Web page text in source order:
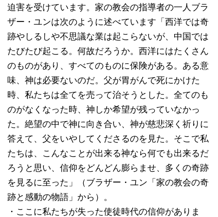
迫害を受けています。家の教会の指導者の一人ブラ
ザー・ユンは次のように述べています「西洋では奇
跡やしるしや不思議な業は起こらないが、中国では
たびたび起こる。何故だろうか。西洋にはたくさん
のものがあり、すべてのものに保険がある。ある意
味、神は必要ないのだ。父が胃がんで死にかけた
時、私たちは全てを売って治そうとした。全てのも
のがなくなった時、神しか希望が残っていなかっ
た。絶望の中で神に向き合い、神が慈悲深く祈りに
答えて、父をいやしてくださるのを見た。そこで私
たちは、こんなことが出来る神なら何でも出来るだ
ろうと思い、信仰をどんどん膨らませ、多くの奇跡
を見るに至った」（ブラザー・ユン「家の教会の奇
跡と感動の物語」から）。
・ここに私たちが失った使徒時代の信仰がありま